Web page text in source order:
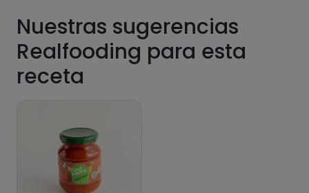
Nuestras sugerencias
Realfooding para esta
receta